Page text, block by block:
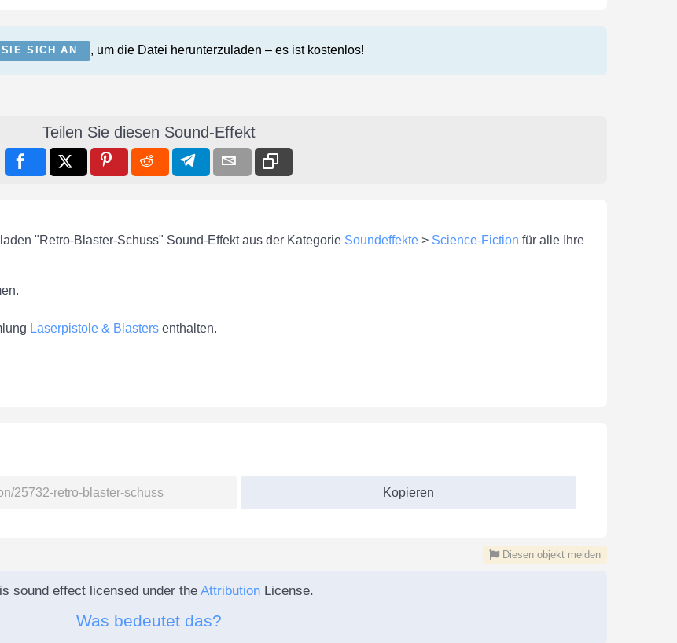
SICH AN , um die Datei herunterzuladen – es ist kostenlos!
Teilen Sie diesen Sound-Effekt
"Retro-Blaster-Schuss" Sound-Effekt aus der Kategorie Soundeffekte > Science-Fiction für alle Ihre
Laserpistole & Blasters enthalten.
Kopieren
Diesen objekt melden
sound effect licensed under the AttributionLicense.
Was bedeutet das?